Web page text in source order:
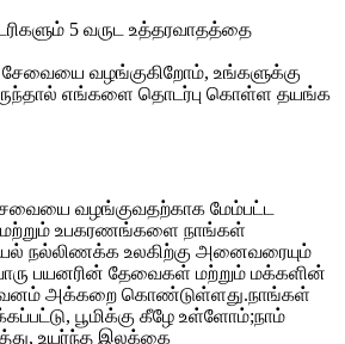
5 வருட உத்தரவாதத்தை
வழங்குகிறோம், உங்களுக்கு
எங்களை தொடர்பு கொள்ள தயங்க
வழங்குவதற்காக மேம்பட்ட
மற்றும் உபகரணங்களை நாங்கள்
நல்லிணக்க உலகிற்கு அனைவரையும்
பயனரின் தேவைகள் மற்றும் மக்களின்
அக்கறை கொண்டுள்ளது.நாங்கள்
பூமிக்கு கீழே உள்ளோம்;நாம்
உயர்ந்த இலக்கை